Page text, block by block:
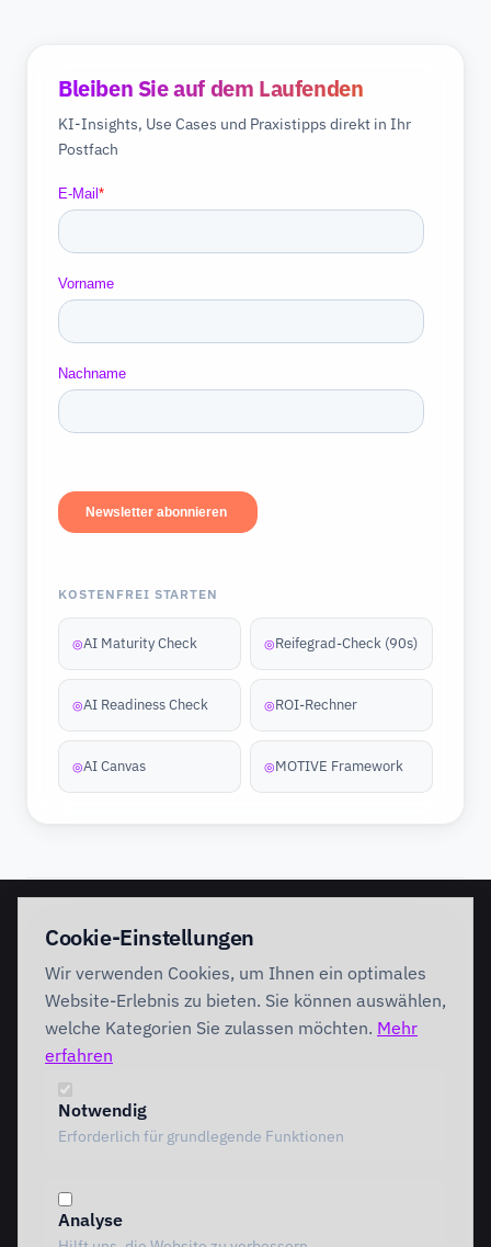
Bleiben Sie auf dem Laufenden
KI-Insights, Use Cases und Praxistipps direkt in Ihr
Postfach
KOSTENFREI STARTEN
◎AI Maturity Check ◎Reifegrad-Check (90s)
◎AI Readiness Check ◎ROI-Rechner
◎AI Canvas ◎MOTIVE Framework
Discovery Workshop
Förderung
INTERVENTION
AI Intervention
AI Governance
Foundation
Performing
Branchenlösungen
Special Governance
Cookie-Einstellungen
Wir verwenden Cookies, um Ihnen ein optimales
Website-Erlebnis zu bieten. Sie können auswählen,
welche Kategorien Sie zulassen möchten. Mehr
erfahren
Notwendig
Erforderlich für grundlegende Funktionen
Analyse